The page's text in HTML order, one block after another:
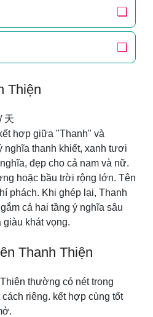
❏
❏
Thiện
天
hợp giữa "Thanh" và
nghĩa thanh khiết, xanh tươi
đẹp cho cả nam và nữ.
hoặc bầu trời rộng lớn. Tên
phách. Khi ghép lại, Thanh
cả hai tầng ý nghĩa sâu
khát vọng.
Thanh Thiện
thường có nét trong
riêng. kết hợp cùng tốt